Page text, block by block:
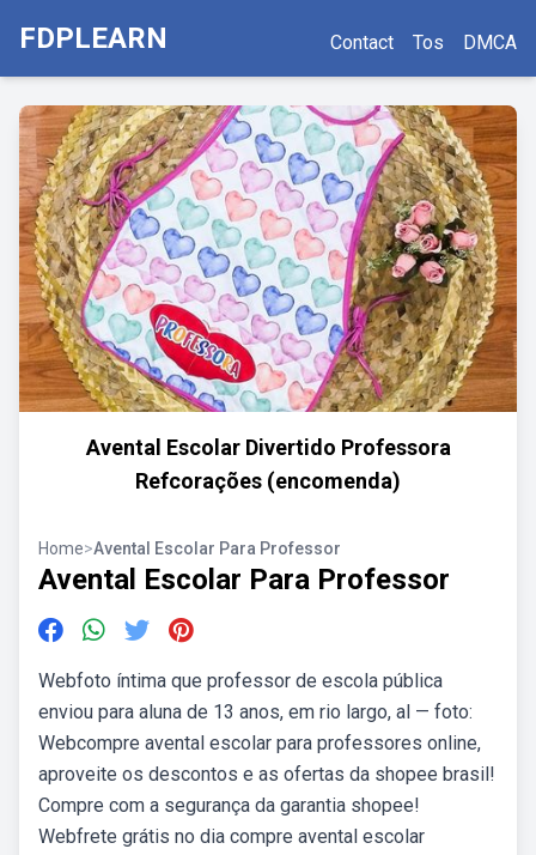
FDPLEARN Contact Tos DMCA
Avental Escolar Divertido Professora
Refcorações (encomenda)
Home>Avental Escolar Para Professor
Avental Escolar Para Professor
Webfoto íntima que professor de escola pública
enviou para aluna de 13 anos, em rio largo, al — foto:
Webcompre avental escolar para professores online,
aproveite os descontos e as ofertas da shopee brasil!
Compre com a segurança da garantia shopee!
Webfrete grátis no dia compre avental escolar